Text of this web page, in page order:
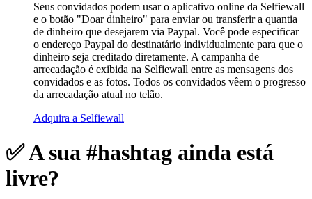
Seus convidados podem usar o aplicativo online da Selfiewall
e o botão "Doar dinheiro" para enviar ou transferir a quantia
de dinheiro que desejarem via Paypal. Você pode especificar
o endereço Paypal do destinatário individualmente para que o
dinheiro seja creditado diretamente. A campanha de
arrecadação é exibida na Selfiewall entre as mensagens dos
convidados e as fotos. Todos os convidados vêem o progresso
da arrecadação atual no telão.
Adquira a Selfiewall
✅ A sua #hashtag ainda está
livre?